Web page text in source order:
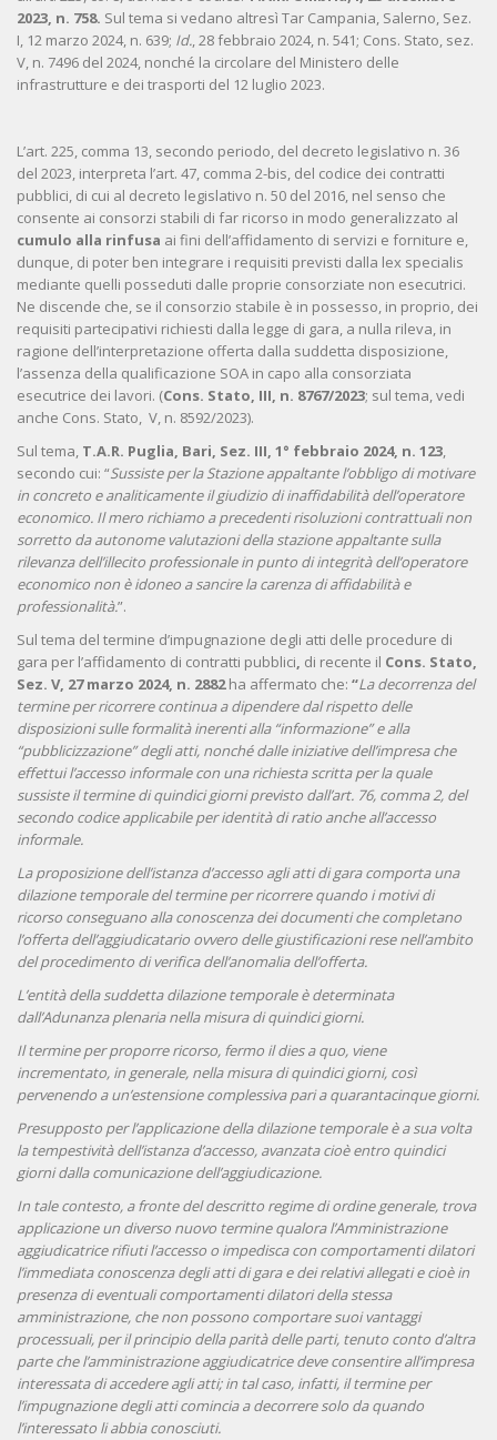
2023, n. 758. Sul tema si vedano altresì Tar Campania, Salerno, Sez.
I, 12 marzo 2024, n. 639; Id., 28 febbraio 2024, n. 541; Cons. Stato, sez.
V, n. 7496 del 2024, nonché la circolare del Ministero delle
infrastrutture e dei trasporti del 12 luglio 2023.
L’art. 225, comma 13, secondo periodo, del decreto legislativo n. 36
del 2023, interpreta l’art. 47, comma 2-bis, del codice dei contratti
pubblici, di cui al decreto legislativo n. 50 del 2016, nel senso che
consente ai consorzi stabili di far ricorso in modo generalizzato al
cumulo alla rinfusa ai fini dell’affidamento di servizi e forniture e,
dunque, di poter ben integrare i requisiti previsti dalla lex specialis
mediante quelli posseduti dalle proprie consorziate non esecutrici.
Ne discende che, se il consorzio stabile è in possesso, in proprio, dei
requisiti partecipativi richiesti dalla legge di gara, a nulla rileva, in
ragione dell’interpretazione offerta dalla suddetta disposizione,
l’assenza della qualificazione SOA in capo alla consorziata
esecutrice dei lavori. (Cons. Stato, III, n. 8767/2023; sul tema, vedi
anche Cons. Stato, V, n. 8592/2023).
Sul tema, T.A.R. Puglia, Bari, Sez. III, 1° febbraio 2024, n. 123,
secondo cui: “Sussiste per la Stazione appaltante l’obbligo di motivare
in concreto e analiticamente il giudizio di inaffidabilità dell’operatore
economico. Il mero richiamo a precedenti risoluzioni contrattuali non
sorretto da autonome valutazioni della stazione appaltante sulla
rilevanza dell’illecito professionale in punto di integrità dell’operatore
economico non è idoneo a sancire la carenza di affidabilità e
professionalità.”.
Sul tema del termine d’impugnazione degli atti delle procedure di
gara per l’affidamento di contratti pubblici, di recente il Cons. Stato,
Sez. V, 27 marzo 2024, n. 2882ha affermato che: “La decorrenza del
termine per ricorrere continua a dipendere dal rispetto delle
disposizioni sulle formalità inerenti alla “informazione” e alla
“pubblicizzazione” degli atti, nonché dalle iniziative dell’impresa che
effettui l’accesso informale con una richiesta scritta per la quale
sussiste il termine di quindici giorni previsto dall’art. 76, comma 2, del
secondo codice applicabile per identità di ratio anche all’accesso
informale.
La proposizione dell’istanza d’accesso agli atti di gara comporta una
dilazione temporale del termine per ricorrere quando i motivi di
ricorso conseguano alla conoscenza dei documenti che completano
l’offerta dell’aggiudicatario ovvero delle giustificazioni rese nell’ambito
del procedimento di verifica dell’anomalia dell’offerta.
L’entità della suddetta dilazione temporale è determinata
dall’Adunanza plenaria nella misura di quindici giorni.
Il termine per proporre ricorso, fermo il dies a quo, viene
incrementato, in generale, nella misura di quindici giorni, così
pervenendo a un’estensione complessiva pari a quarantacinque giorni.
Presupposto per l’applicazione della dilazione temporale è a sua volta
la tempestività dell’istanza d’accesso, avanzata cioè entro quindici
giorni dalla comunicazione dell’aggiudicazione.
In tale contesto, a fronte del descritto regime di ordine generale, trova
applicazione un diverso nuovo termine qualora l’Amministrazione
aggiudicatrice rifiuti l’accesso o impedisca con comportamenti dilatori
l’immediata conoscenza degli atti di gara e dei relativi allegati e cioè in
presenza di eventuali comportamenti dilatori della stessa
amministrazione, che non possono comportare suoi vantaggi
processuali, per il principio della parità delle parti, tenuto conto d’altra
parte che l’amministrazione aggiudicatrice deve consentire all’impresa
interessata di accedere agli atti; in tal caso, infatti, il termine per
l’impugnazione degli atti comincia a decorrere solo da quando
l’interessato li abbia conosciuti.